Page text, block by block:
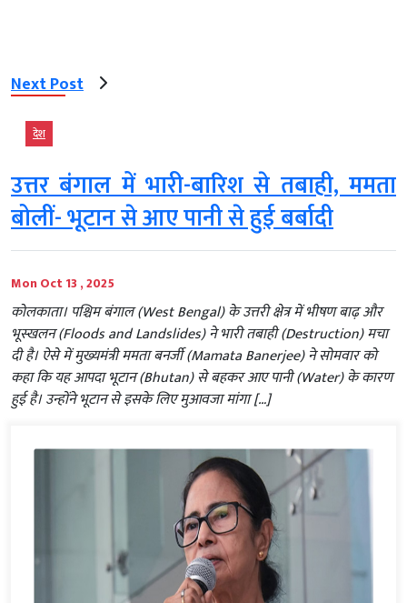
Next Post
देश
उत्तर बंगाल में भारी-बारिश से तबाही, ममता
बोलीं- भूटान से आए पानी से हुई बर्बादी
Mon Oct 13 , 2025
कोलकाता। पश्चिम बंगाल (West Bengal) के उत्तरी क्षेत्र में भीषण बाढ़ और
भूस्खलन (Floods and Landslides) ने भारी तबाही (Destruction) मचा
दी है। ऐसे में मुख्यमंत्री ममता बनर्जी (Mamata Banerjee) ने सोमवार को
कहा कि यह आपदा भूटान (Bhutan) से बहकर आए पानी (Water) के कारण
हुई है। उन्होंने भूटान से इसके लिए मुआवजा मांगा […]